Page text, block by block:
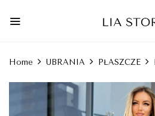
Home UBRANIA PŁASZCZE